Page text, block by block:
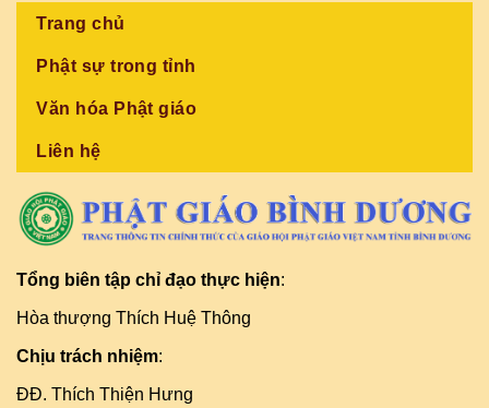
Trang chủ
Phật sự trong tỉnh
Văn hóa Phật giáo
Liên hệ
Tổng biên tập chỉ đạo thực hiện:
Hòa thượng Thích Huệ Thông
Chịu trách nhiệm:
ĐĐ. Thích Thiện Hưng